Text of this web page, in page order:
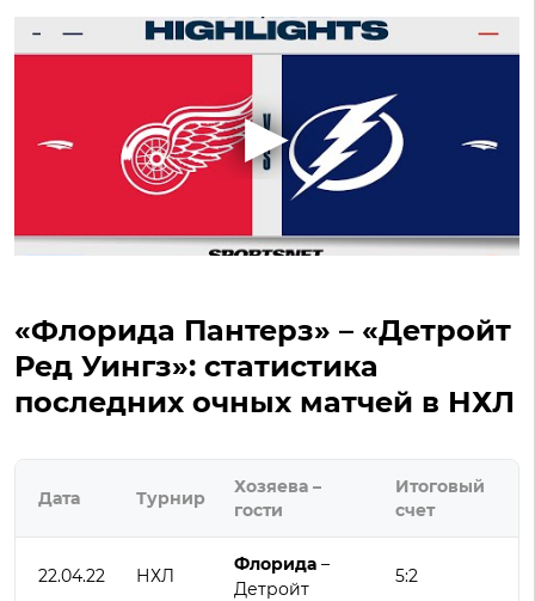
«Флорида Пантерз» – «Детройт
Ред Уингз»: статистика
последних очных матчей в НХЛ
Дата Турнир
Хозяева –
гости
Итоговый
счет
22.04.22 НХЛ
Флорида –
Детройт
5:2